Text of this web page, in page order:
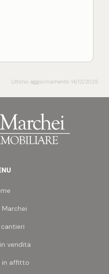
Il casale,
è facilmente
ha una esposizione
sui Monti Sibillini e
per chi ama la
contrattuale e/o di
Ultimo aggiornamento 14/12/2025
vendita
in affitto